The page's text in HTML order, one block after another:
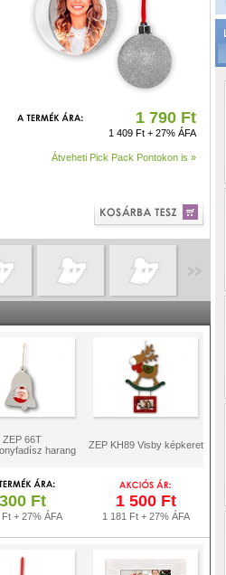
1 790 Ft
1 409 Ft + 27% ÁFA
Átveheti Pick Pack Pontokon is »
ZEP 66T
harang
ZEP KH89 Visby képkeret
300 Ft
+ 27% ÁFA
1 500 Ft
1 181 Ft + 27% ÁFA